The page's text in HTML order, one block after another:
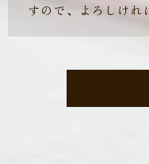
すので、よろしけれ